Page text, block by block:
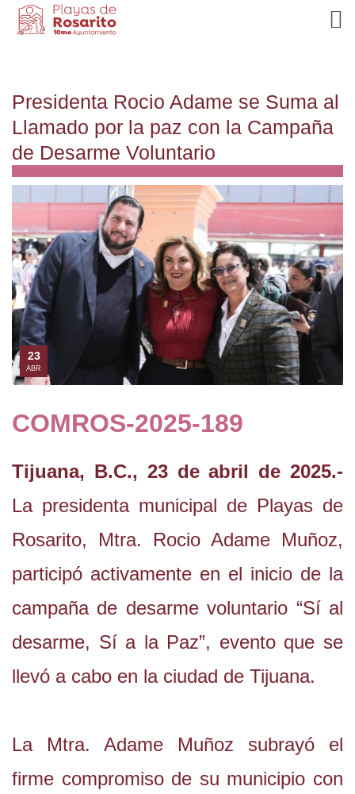
Presidenta Rocio Adame se Suma al
Llamado por la paz con la Campaña
de Desarme Voluntario
23
ABR
COMROS-2025-189
Tijuana, B.C., 23 de abril de 2025.-
La presidenta municipal de Playas de
Rosarito, Mtra. Rocio Adame Muñoz,
participó activamente en el inicio de la
campaña de desarme voluntario “Sí al
desarme, Sí a la Paz”, evento que se
llevó a cabo en la ciudad de Tijuana.
La Mtra. Adame Muñoz subrayó el
firme compromiso de su municipio con